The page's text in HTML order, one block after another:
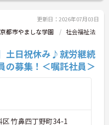
更新日：2026年07月03日
都市やましな学園
社会福祉法
土日祝休み♪就労継続
の募集！＜嘱託社員＞
区 竹鼻四丁野町34-1